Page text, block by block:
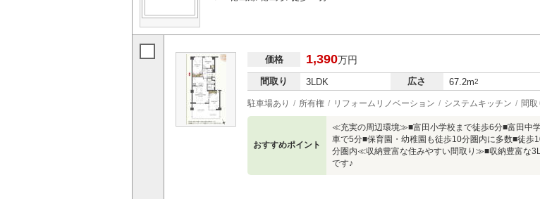
価格 1,390万円
間取り 3LDK 広さ 67.2m2
駐車場あり 所有権 リフォームリノベーション システムキッチン 間取
おすすめポイント
≪充実の周辺環境≫■富田小学校まで徒歩6分■富田中
車で5分■保育園・幼稚園も徒歩10分圏内に多数■徒
分圏内≪収納豊富な住みやすい間取り≫■収納豊富な
です♪